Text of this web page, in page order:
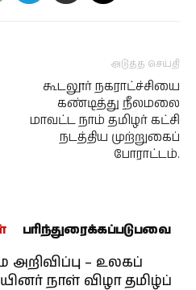
அடுத்த செய்தி
கூடலூர் நகராட்ச்சியை
கண்டித்து நீலமலை
மாவட்ட நாம் தமிழர் கட்சி
நடத்திய முற்றுகைப்
போராட்டம்.
பரிந்துரைக்கப்படுபவை
– உலகப்
நாள் விழா தமிழ்ப்